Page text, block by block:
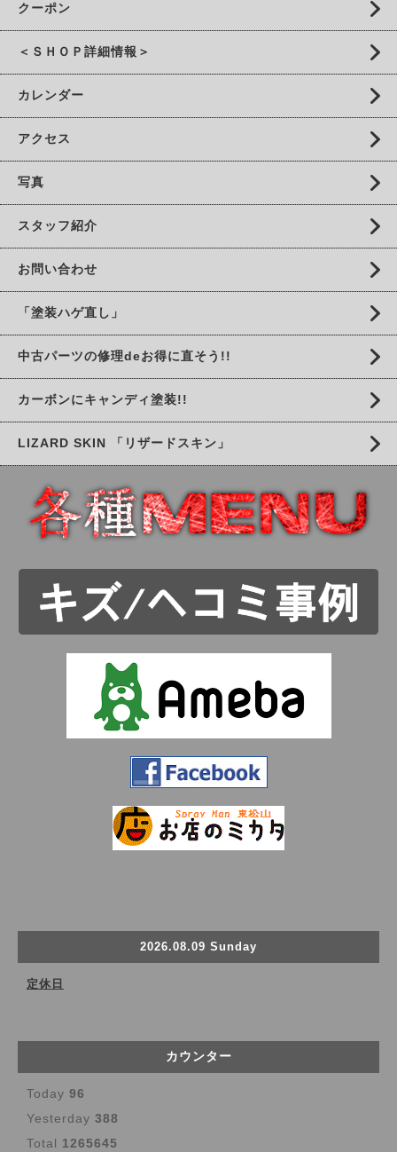
クーポン
＜ＳＨＯＰ詳細情報＞
カレンダー
アクセス
写真
スタッフ紹介
お問い合わせ
「塗装ハゲ直し」
中古パーツの修理deお得に直そう!!
カーボンにキャンディ塗装!!
LIZARD SKIN 「リザードスキン」
2026.08.09 Sunday
定休日
カウンター
Today 96
Yesterday 388
Total 1265645